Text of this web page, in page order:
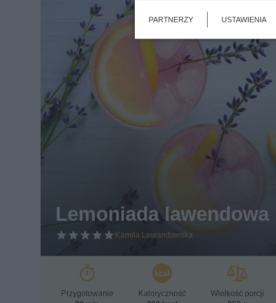
Lemoniada lawendowa
Kamila Lewandowska
Przygotowanie
Kaloryczność
Wielkość porcji
PARTNERZY USTAWIENIA